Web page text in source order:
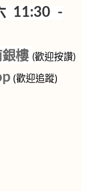
11:30 -
樓 (歡迎按讚)
(歡迎追蹤)